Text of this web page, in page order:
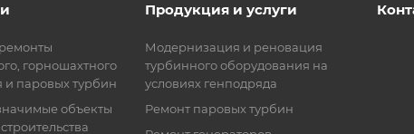
горношахтного
и паровых турбин
объекты
Продукция и услуги
Модернизация и реновация
турбинного оборудования на
условиях генподряда
Ремонт паровых турбин